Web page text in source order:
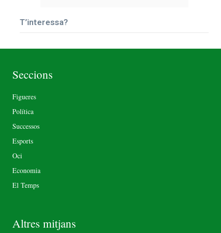
T’interessa?
Seccions
Figueres
Política
Successos
Esports
Oci
Economia
El Temps
Altres mitjans